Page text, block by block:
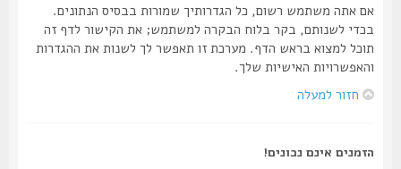
אם אתה משתמש רשום, כל הגדרותיך שמורות בבסיס הנתונים.
בכדי לשנותם, בקר בלוח הבקרה למשתמש; את הקישור לדף זה
תוכל למצוא בראש הדף. מערכת זו תאפשר לך לשנות את ההגדרות
והאפשרויות האישיות שלך.
חזור למעלה
הזמנים אינם נכונים!